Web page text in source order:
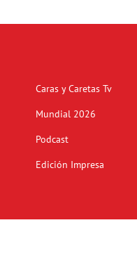
Caras y Caretas Tv
Mundial 2026
Podcast
Edición Impresa